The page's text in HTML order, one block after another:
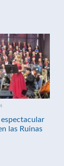
las Ruinas